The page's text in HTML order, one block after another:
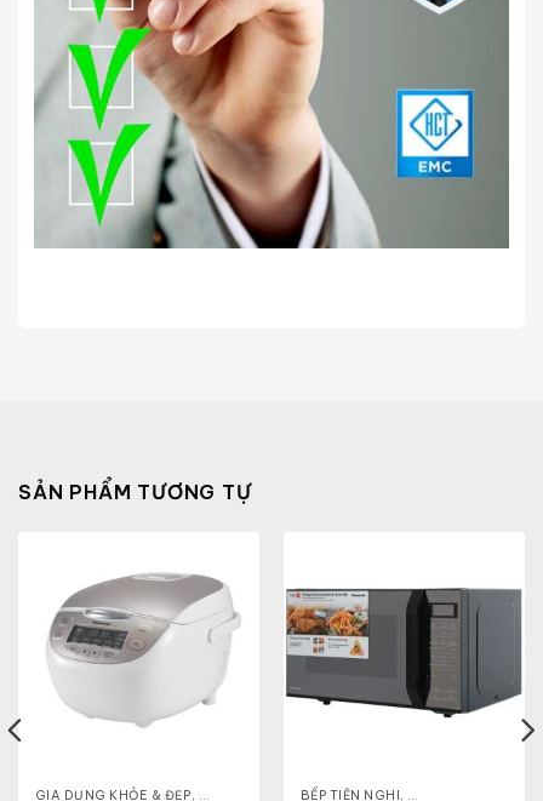
SẢN PHẨM TƯƠNG TỰ
GIA DỤNG KHỎE & ĐẸP, NỒI - ẤM - CA - BÌNH ,NỒI CƠM ĐIỆN
BẾP TIỆN NGHI , GIA DỤNG KHỎE &
,LÒ VI SÓNG